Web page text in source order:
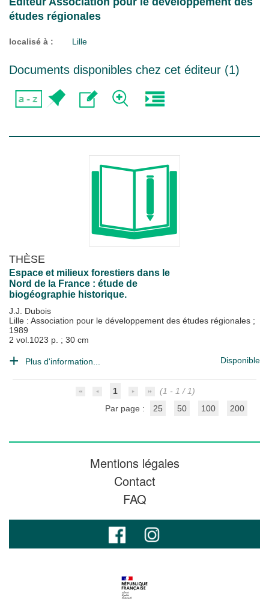
études régionales
localisé à : Lille
Documents disponibles chez cet éditeur (1)
THÈSE
Espace et milieux forestiers dans le
Nord de la France : étude de
biogéographie historique.
J.J. Dubois
Lille : Association pour le développement des études régionales ;
1989
2 vol.1023 p. ; 30 cm
Plus d'information... Disponible
1
(1 - 1 / 1)
Par page :
25 50 100 200
Mentions légales
Contact
FAQ